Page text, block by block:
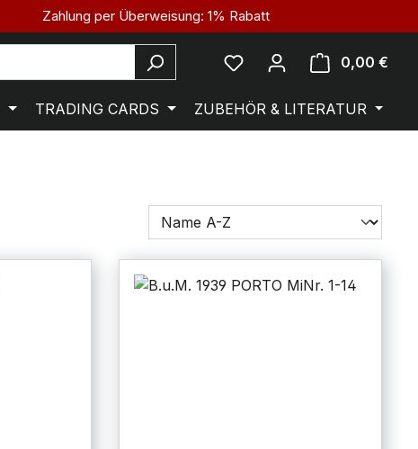
Zahlung per Überweisung: 1% Rabatt
0,00 €
TRADING CARDS ZUBEHÖR & LITERATUR